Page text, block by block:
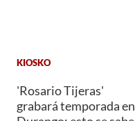
KIOSKO
'Rosario Tijeras'
grabará temporada en